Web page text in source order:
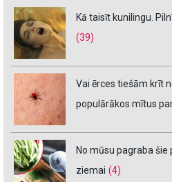
Kā taisīt kunilingu.
(39)
Vai ērces tiešām krīt
populārākos mītus
No mūsu pagraba
ziemai (4)